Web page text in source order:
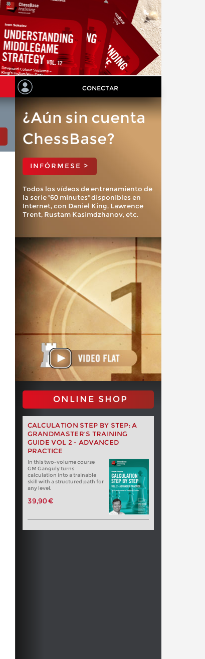
CONECTAR
¿Aún sin cuenta
ChessBase?
INFÓRMESE >
Todos los vídeos de entrenamiento de
la serie "60 minutes" disponibles en
Internet, con Daniel King, Lawrence
Trent, Rustam Kasimdzhanov, etc.
ONLINE SHOP
CALCULATION STEP BY STEP: A
GRANDMASTER’S TRAINING
GUIDE VOL 2 - ADVANCED
PRACTICE
In this two-volume course
GM Ganguly turns
calculation into a trainable
skill with a structured path for
any level.
39,90 €